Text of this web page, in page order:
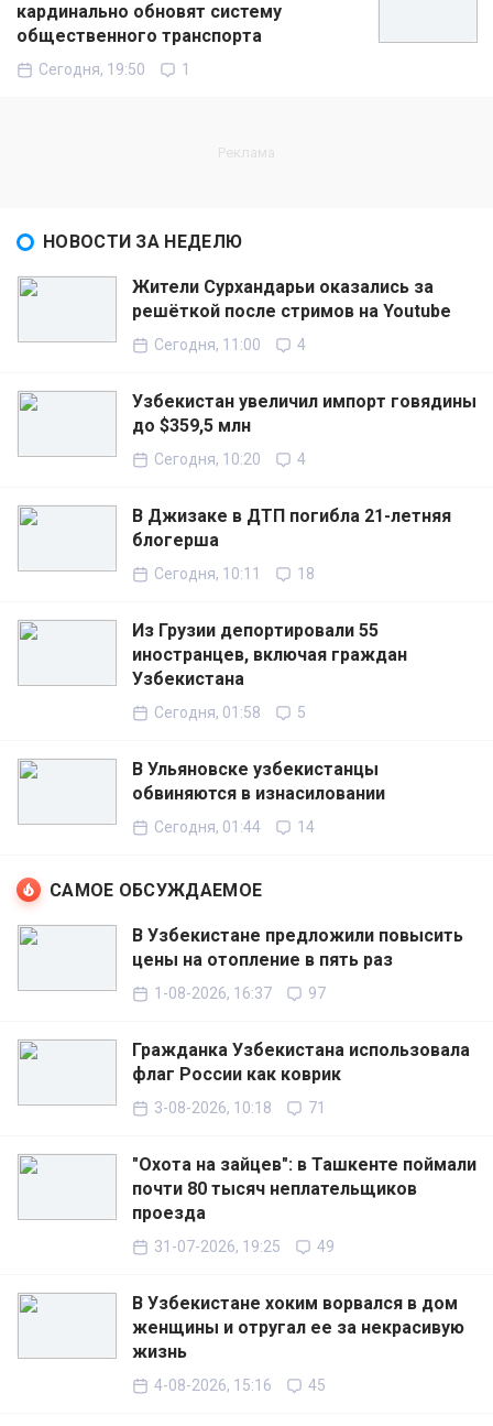
кардинально обновят систему
общественного транспорта
Сегодня, 19:50 1
НОВОСТИ ЗА НЕДЕЛЮ
Жители Сурхандарьи оказались за
решёткой после стримов на Youtube
Сегодня, 11:00 4
Узбекистан увеличил импорт говядины
до $359,5 млн
Сегодня, 10:20 4
В Джизаке в ДТП погибла 21-летняя
блогерша
Сегодня, 10:11 18
Из Грузии депортировали 55
иностранцев, включая граждан
Узбекистана
Сегодня, 01:58 5
В Ульяновске узбекистанцы
обвиняются в изнасиловании
Сегодня, 01:44 14
САМОЕ ОБСУЖДАЕМОЕ
В Узбекистане предложили повысить
цены на отопление в пять раз
1-08-2026, 16:37 97
Гражданка Узбекистана использовала
флаг России как коврик
3-08-2026, 10:18 71
"Охота на зайцев": в Ташкенте поймали
почти 80 тысяч неплательщиков
проезда
31-07-2026, 19:25 49
В Узбекистане хоким ворвался в дом
женщины и отругал ее за некрасивую
жизнь
4-08-2026, 15:16 45